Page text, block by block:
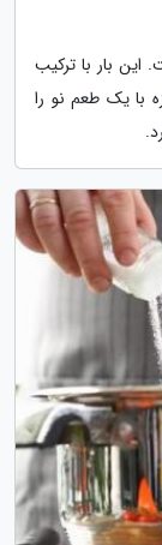
این بار با ترکیب
با یک طعم نو را